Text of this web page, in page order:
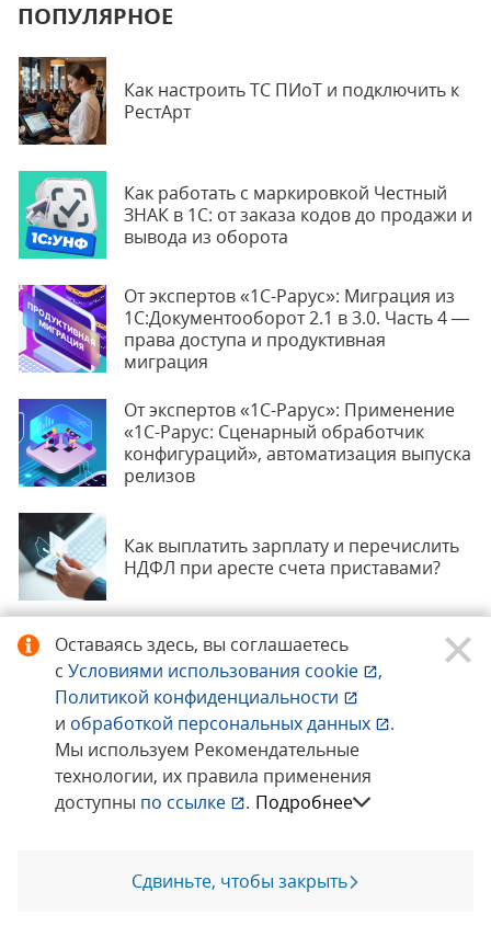
ПОПУЛЯРНОЕ
Как настроить ТС ПИоТ и подключить к
РестАрт
Как работать с маркировкой Честный
ЗНАК в 1С: от заказа кодов до продажи и
вывода из оборота
От экспертов «1С-Рарус»: Миграция из
1С:Документооборот 2.1 в 3.0. Часть 4 —
права доступа и продуктивная
миграция
От экспертов «1С-Рарус»: Применение
«1С-Рарус: Сценарный обработчик
конфигураций», автоматизация выпуска
релизов
Как выплатить зарплату и перечислить
НДФЛ при аресте счета приставами?
Когда начислять и отражать в РСВ
страховые взносы с отпускных?
Все статьи
Свяжитесь с нами!
Оставаясь здесь, вы соглашаетесь
с Условиями использования cookie
,
Политикой конфиденциальности
и обработкой персональных данных
.
Мы используем Рекомендательные
технологии, их правила применения
доступны по ссылке . Подробнее
Сдвиньте, чтобы закрыть
Позвоните мне